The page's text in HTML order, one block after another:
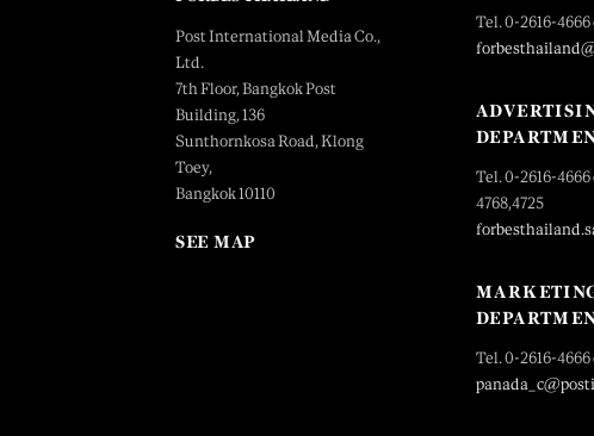
Post International Media Co.,
Ltd.
7th Floor, Bangkok Post
Building, 136
Sunthornkosa Road, Klong
Toey,
Bangkok 10110
SEE MAP
Tel. 0-2616-4666
Tel. 0-2616-4666
4768,4725
Tel. 0-2616-